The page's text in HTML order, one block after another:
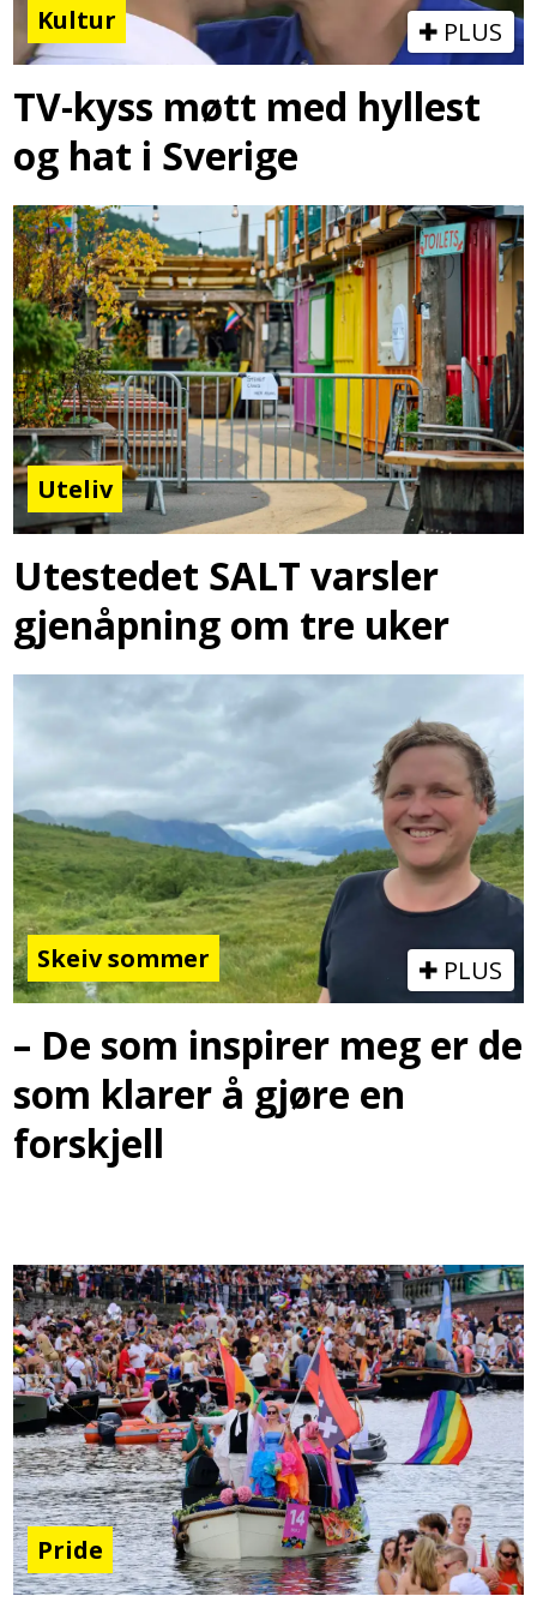
Kultur PLUS
TV-kyss møtt med hyllest
og hat i Sverige
Uteliv
Utestedet SALT varsler
gjenåpning om tre uker
Skeiv sommer PLUS
– De som inspirer meg er de
som klarer å gjøre en
forskjell
Pride